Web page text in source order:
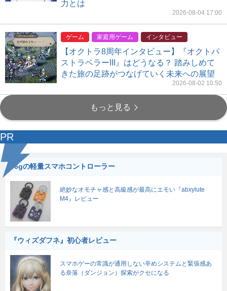
力とは
2026-08-04 17:00
ゲーム 家庭用ゲーム インタビュー
【オクトラ8周年インタビュー】『オクトパ
ストラベラーIII』はどうなる？ 踏みしめて
きた旅の足跡がつなげていく未来への展望
2026-08-02 10:50
もっと見る
PR
56gの軽量スマホコントローラー
絶妙なオモチャ感と高級感が最高にエモい『abxylute
M4』レビュー
『ウィズダフネ』初心者レビュー
スマホゲーの常識が通用しない辛めシステムと緊張感あ
る奈落（ダンジョン）探索がクセになる